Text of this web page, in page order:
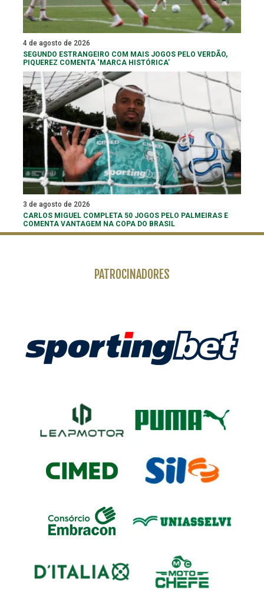
4 de agosto de 2026
SEGUNDO ESTRANGEIRO COM MAIS JOGOS PELO VERDÃO,
PIQUEREZ COMENTA ‘MARCA HISTÓRICA’
3 de agosto de 2026
CARLOS MIGUEL COMPLETA 50 JOGOS PELO PALMEIRAS E
COMENTA VANTAGEM NA COPA DO BRASIL
PATROCINADORES